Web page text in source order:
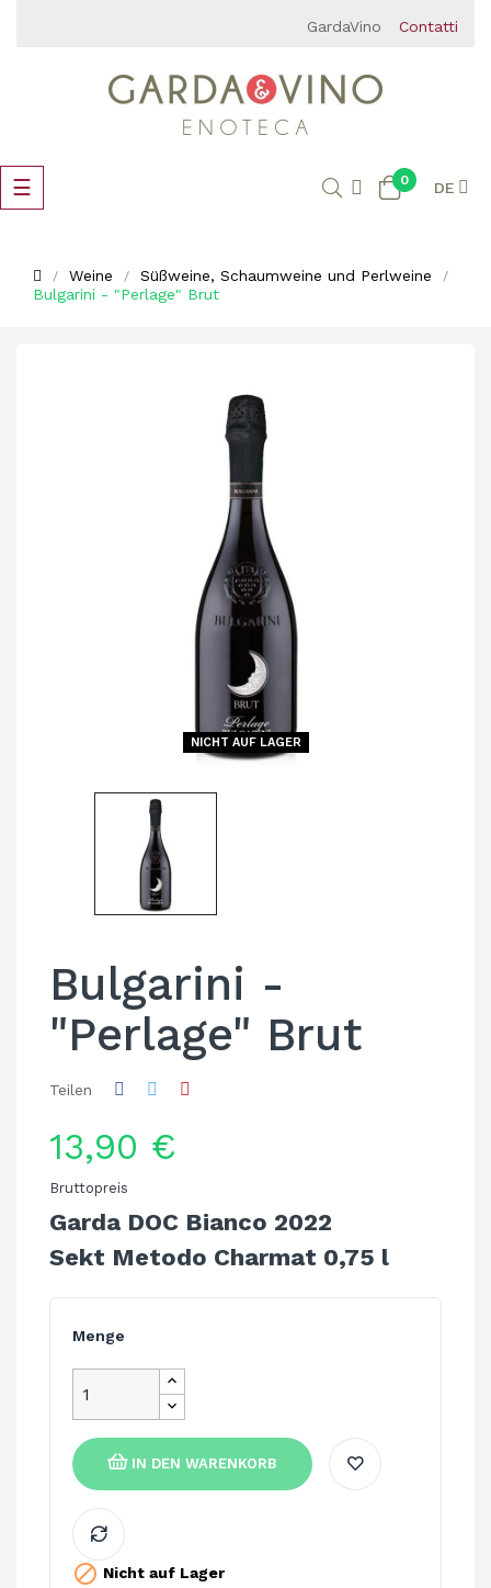
GardaVino Contatti
Umschalten
der
☰ 0 DE
Weine
Süßweine, Schaumweine und Perlweine
Bulgarini - "Perlage" Brut
NICHT AUF LAGER
Bulgarini -
"Perlage" Brut
Teilen
13,90 €
Bruttopreis
Garda DOC Bianco 2022
Sekt Metodo Charmat 0,75 l
Menge
IN DEN WARENKORB
 Nicht auf Lager